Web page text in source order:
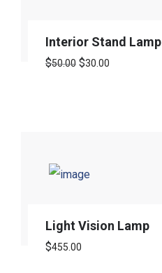
Interior Stand Lamp
$50.00 Le
$30.00
Light Vision Lamp
$455.00